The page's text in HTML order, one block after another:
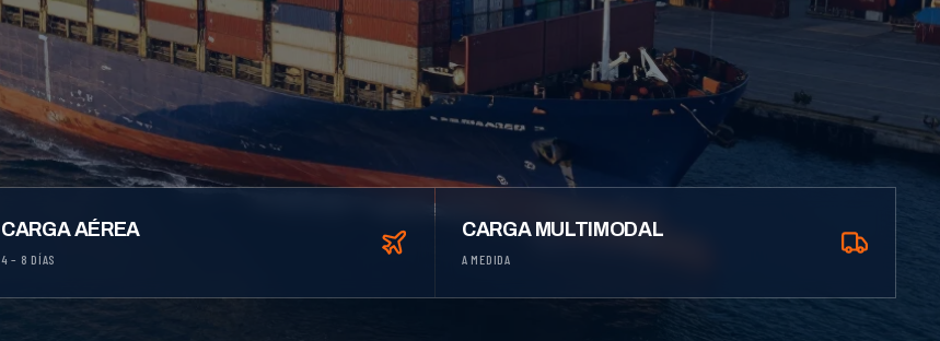
CARGA AÉREA
4 – 8 DÍAS
CARGA MULTIMODAL
A MEDIDA